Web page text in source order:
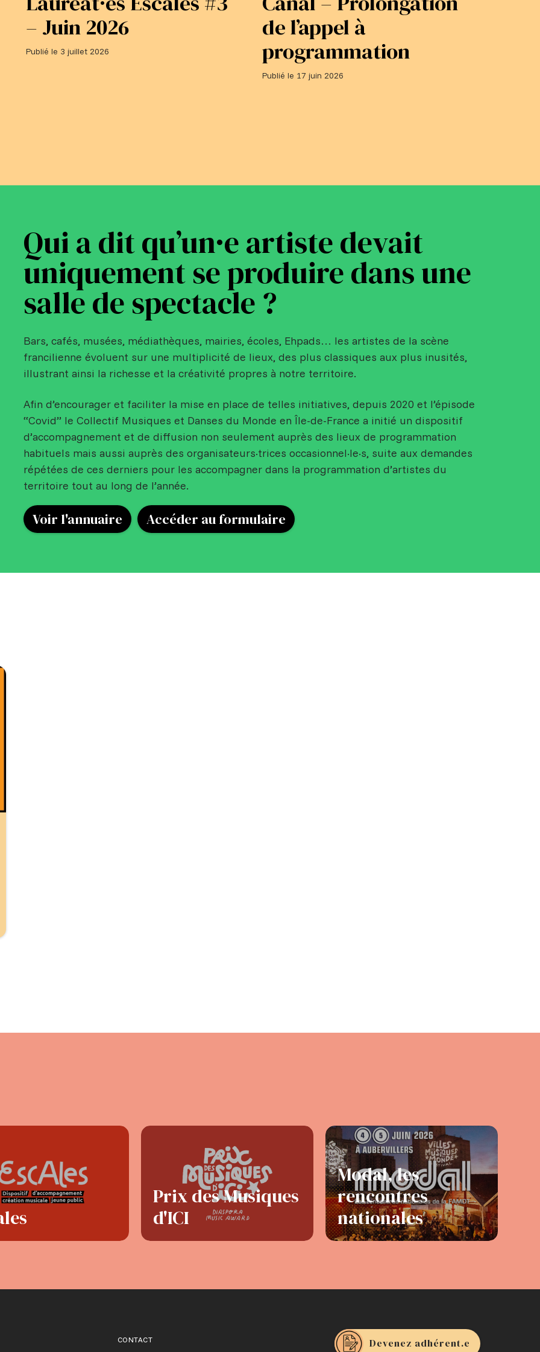
– Juin 2026
Publié le 3 juillet 2026
de l’appel à
programmation
Publié le 17 juin 2026
Qui a dit qu’un·e artiste devait
uniquement se produire dans une
salle de spectacle ?
Bars, cafés, musées, médiathèques, mairies, écoles, Ehpads… les artistes de la scène
francilienne évoluent sur une multiplicité de lieux, des plus classiques aux plus inusités,
illustrant ainsi la richesse et la créativité propres à notre territoire.
Afin d’encourager et faciliter la mise en place de telles initiatives, depuis 2020 et l’épisode
“Covid” le Collectif Musiques et Danses du Monde en Île-de-France a initié un dispositif
d’accompagnement et de diffusion non seulement auprès des lieux de programmation
habituels mais aussi auprès des organisateurs·trices occasionnel·le·s, suite aux demandes
répétées de ces derniers pour les accompagner dans la programmation d’artistes du
territoire tout au long de l’année.
Voir l'annuaire Accéder au formulaire
Prix des Musiques
d'ICI
Modal, les
rencontres
nationales
CONTACT Devenez adhérent.e